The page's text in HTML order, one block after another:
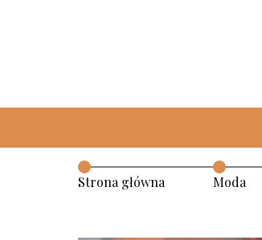
Strona główna Moda